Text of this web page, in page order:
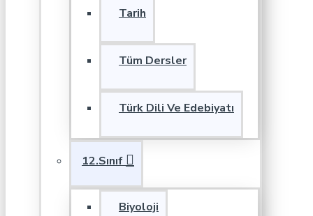
Tarih
Tüm Dersler
Türk Dili Ve Edebiyatı
12.Sınıf
Biyoloji